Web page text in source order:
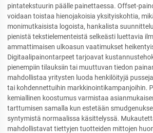
pintatekstuurin päälle painettaessa. Offset-
voidaan toistaa hienojakoisia yksityiskohtia,
monimutkaisista logoista, hankalista
pienistä tekstielementeistä selkeästi luettavia
ammattimaisen ulkoasun vaatimukset
Digitaalipainontarpeet tarjoavat
pienempiin tilauksiin tai muuttuvan tiedon
mahdollistaa yritysten luoda henkilöityjä
tai kohdennettuihin markkinointikampanjoihin.
kemiallinen koostumus varmistaa
tarttumisen samalla kun estetään
syntymistä normaalissa käsittelyssä.
mahdollistavat tiettyjen tuotteiden mittojen